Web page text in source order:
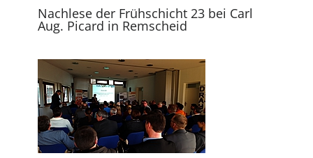
Nachlese der Frühschicht 23 bei Carl
Aug. Picard in Remscheid